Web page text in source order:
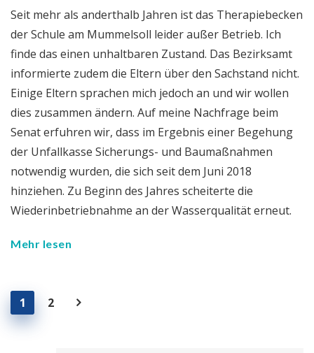
Seit mehr als anderthalb Jahren ist das Therapiebecken
der Schule am Mummelsoll leider außer Betrieb. Ich
finde das einen unhaltbaren Zustand. Das Bezirksamt
informierte zudem die Eltern über den Sachstand nicht.
Einige Eltern sprachen mich jedoch an und wir wollen
dies zusammen ändern. Auf meine Nachfrage beim
Senat erfuhren wir, dass im Ergebnis einer Begehung
der Unfallkasse Sicherungs- und Baumaßnahmen
notwendig wurden, die sich seit dem Juni 2018
hinziehen. Zu Beginn des Jahres scheiterte die
Wiederinbetriebnahme an der Wasserqualität erneut.
Mehr lesen
1 2